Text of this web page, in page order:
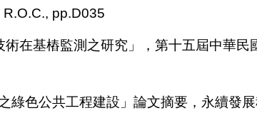
pp.D035
在基樁監測之研究」，第十五屆中華民
綠色公共工程建設」論文摘要，永續發